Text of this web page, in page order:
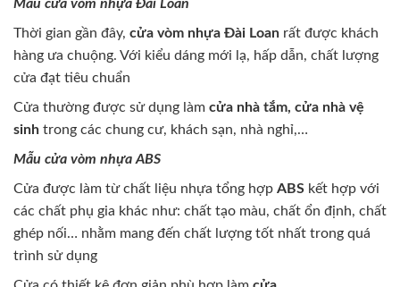
Mẫu cửa vòm nhựa Đài Loan
Thời gian gần đây, cửa vòm nhựa Đài Loan rất được khách
hàng ưa chuộng. Với kiểu dáng mới lạ, hấp dẫn, chất lượng
cửa đạt tiêu chuẩn
Cửa thường được sử dụng làm cửa nhà tắm, cửa nhà vệ
sinh trong các chung cư, khách sạn, nhà nghỉ,…
Mẫu cửa vòm nhựa ABS
Cửa được làm từ chất liệu nhựa tổng hợp ABS kết hợp với
các chất phụ gia khác như: chất tạo màu, chất ổn định, chất
ghép nối… nhằm mang đến chất lượng tốt nhất trong quá
trình sử dụng